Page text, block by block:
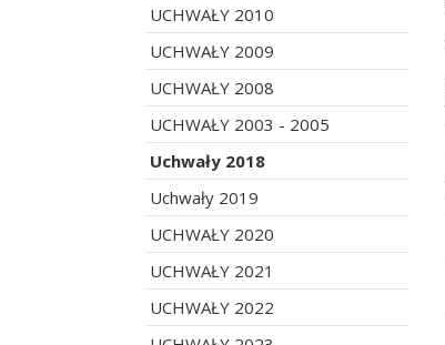
UCHWAŁY 2010
UCHWAŁY 2009
UCHWAŁY 2008
UCHWAŁY 2003 - 2005
Uchwały 2018
Uchwały 2019
UCHWAŁY 2020
UCHWAŁY 2021
UCHWAŁY 2022